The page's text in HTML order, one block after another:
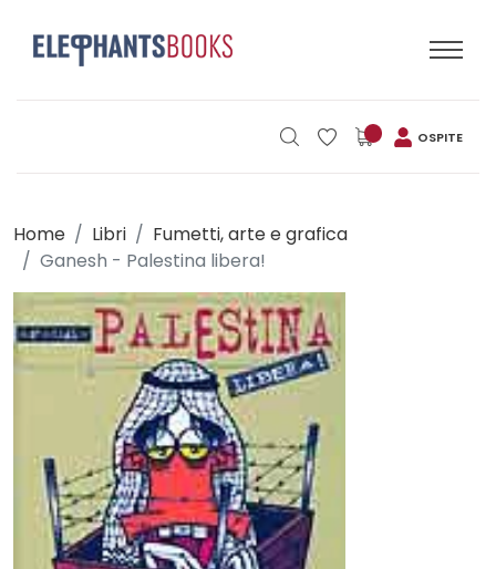
OSPITE
Home Libri
Fumetti, arte e grafica
Ganesh - Palestina libera!